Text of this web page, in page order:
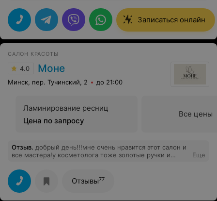
Записаться онлайн
САЛОН КРАСОТЫ
4.0 Моне
Минск, пер. Тучинский, 2 до 21:00
Ламинирование ресниц
Цена по запросу
Все цены
Отзыв. добрый день!!!мне очень нравится этот салон и
все мастера!у косметолога тоже золотые ручки и
довольными!!!спасибо большое!!!!!!!!!!!!!!!!!!
Еще
Отзывы77